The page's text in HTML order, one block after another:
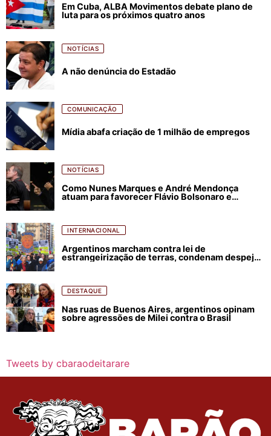
Em Cuba, ALBA Movimentos debate plano de
luta para os próximos quatro anos
NOTÍCIAS
A não denúncia do Estadão
COMUNICAÇÃO
Mídia abafa criação de 1 milhão de empregos
NOTÍCIAS
Como Nunes Marques e André Mendonça
atuam para favorecer Flávio Bolsonaro e
INTERNACIONAL
Argentinos marcham contra lei de
estrangeirização de terras, condenam despejos
DESTAQUE
Nas ruas de Buenos Aires, argentinos opinam
sobre agressões de Milei contra o Brasil
Tweets by cbaraodeitarare